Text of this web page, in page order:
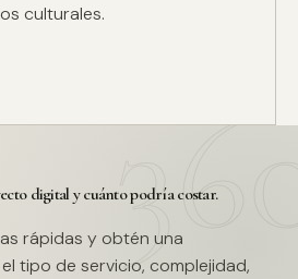
culturales.
digital y cuánto podría costar.
rápidas y obtén una
tipo de servicio, complejidad,